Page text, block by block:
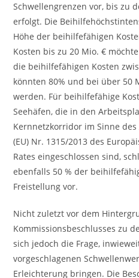
Schwellengrenzen vor, bis zu
erfolgt. Die
Höhe der beihilfefähigen
Kosten bis zu 20 Mio. €
die beihilfefähigen Kosten
könnten 80% und bei über 50
werden. Für beihilfefähige
Seehäfen, die in den
Kernnetzkorridor im Sinne
(EU) Nr. 1315/2013 des
Rates eingeschlossen sind,
ebenfalls 50 % der
Freistellung vor.
Nicht zuletzt vor dem
Kommissionsbeschlusses zu
sich jedoch die Frage,
vorgeschlagenen
Erleichterung bringen. Die